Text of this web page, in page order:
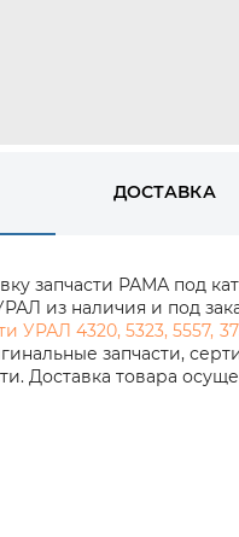
ДОСТАВКА
запчасти РАМА под
из наличия и под
УРАЛ 4320, 5323, 5557,
запчасти,
Доставка товара